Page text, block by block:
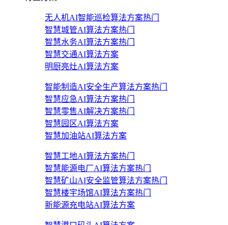
无人机AI智能巡检算法方案热门
智慧城管AI算法方案热门
智慧水务AI算法方案热门
智慧交通AI算法方案
明厨亮灶AI算法方案
智能制造AI安全生产算法方案热门
智慧应急AI算法方案热门
智慧零售AI解决方案热门
智慧园区AI算法方案
智慧加油站AI算法方案
智慧工地AI算法方案热门
智慧能源电厂AI算法方案热门
智慧矿山AI安全监管算法方案热门
智慧楼宇场馆AI算法方案热门
新能源充电站AI算法方案